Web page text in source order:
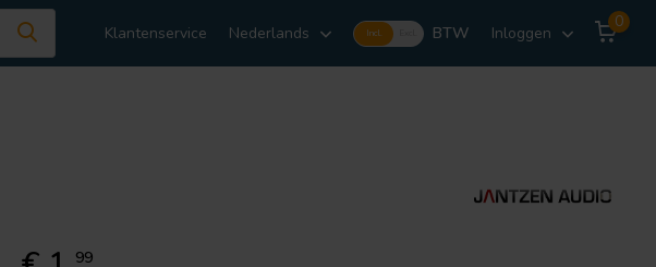
Klantenservice Nederlands Incl. BTW Inloggen
0
99